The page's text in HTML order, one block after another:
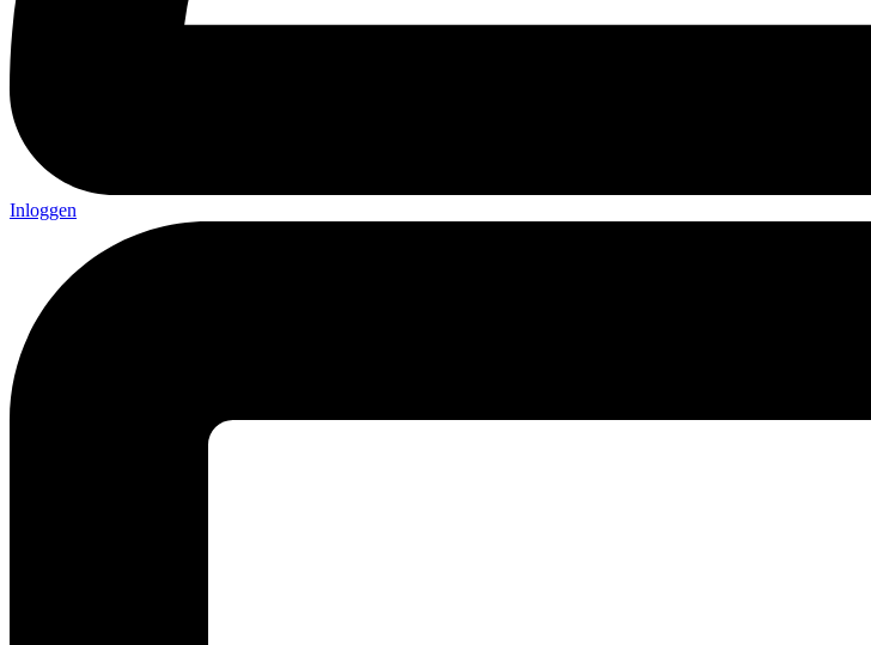
Inloggen